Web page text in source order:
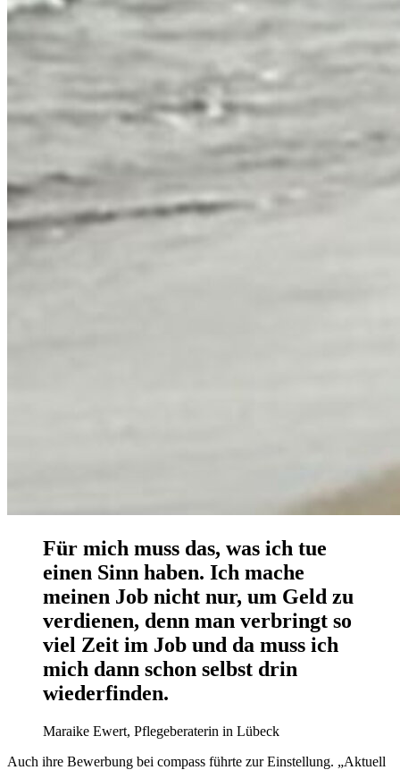
Für mich muss das, was ich tue
einen Sinn haben. Ich mache
meinen Job nicht nur, um Geld zu
verdienen, denn man verbringt so
viel Zeit im Job und da muss ich
mich dann schon selbst drin
wiederfinden.
Maraike Ewert, Pflegeberaterin in Lübeck
Auch ihre Bewerbung bei compass führte zur Einstellung. „Aktuell